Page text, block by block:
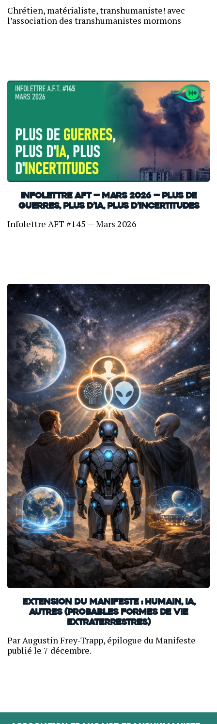
Chrétien, matérialiste, transhumaniste! avec
l’association des transhumanistes mormons
INFOLETTRE AFT — Mars 2026 — Plus de
guerres, plus d’IA, plus d’incertitudes
Infolettre AFT #145 — Mars 2026
Extension du Manifeste : Humain, IA,
autres (probables formes de vie
extraterrestres)
Par Augustin Frey-Trapp, épilogue du Manifeste
publié le 7 décembre.